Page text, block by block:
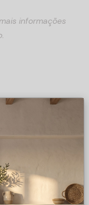
informações